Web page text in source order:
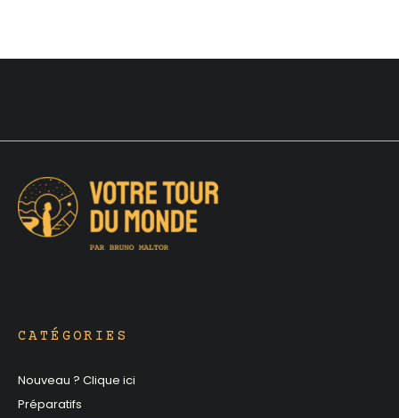
CATÉGORIES
Nouveau ? Clique ici
Préparatifs